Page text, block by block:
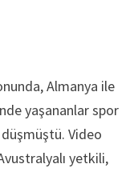
Almanya ile
yaşananlar spor
Video
yetkili,